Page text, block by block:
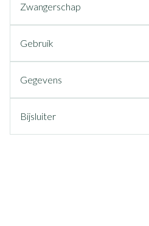
Zwangerschap
Gebruik
Gegevens
Bijsluiter